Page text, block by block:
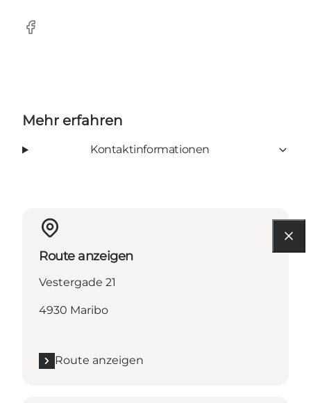
Facebook
Mehr erfahren
Kontaktinformationen
Route anzeigen
Vestergade 21
4930 Maribo
Route anzeigen